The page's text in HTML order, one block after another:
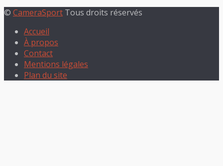
© CameraSport Tous droits réservés
Accueil
À propos
Contact
Mentions légales
Plan du site